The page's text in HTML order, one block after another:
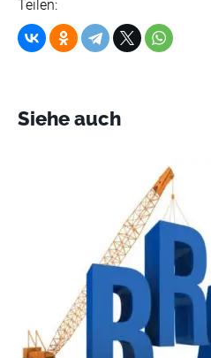
Teilen:
Siehe auch